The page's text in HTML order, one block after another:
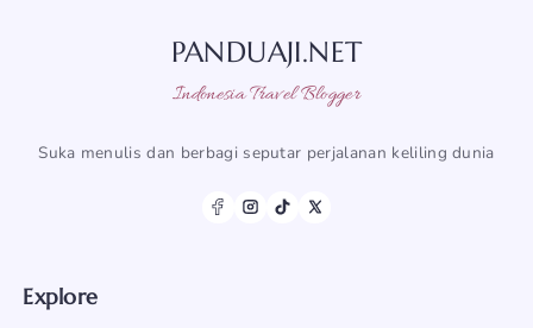
PANDUAJI.NET
Indonesia Travel Blogger
Suka menulis dan berbagi seputar perjalanan keliling dunia
Explore